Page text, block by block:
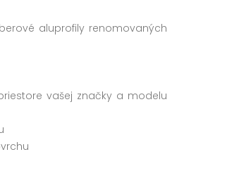
aluprofily renomovaných
vašej značky a modelu